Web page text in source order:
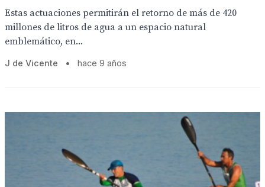
Estas actuaciones permitirán el retorno de más de 420
millones de litros de agua a un espacio natural
emblemático, en...
J de Vicente • hace 9 años